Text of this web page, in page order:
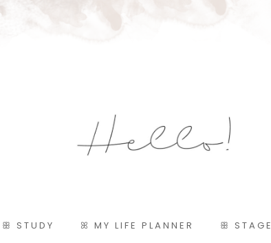
ꕥ STUDY ꕤ MY LIFE PLANNER ꕥ STAGE